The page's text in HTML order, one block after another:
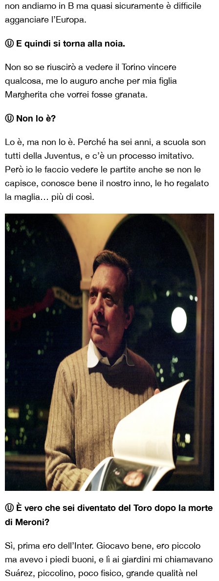
non andiamo in B ma quasi sicuramente è difficile
agganciare l’Europa.
Ⓤ E quindi si torna alla noia.
Non so se riuscirò a vedere il Torino vincere
qualcosa, me lo auguro anche per mia figlia
Margherita che vorrei fosse granata.
Ⓤ Non lo è?
Lo è, ma non lo è. Perché ha sei anni, a scuola son
tutti della Juventus, e c’è un processo imitativo.
Però io le faccio vedere le partite anche se non le
capisce, conosce bene il nostro inno, le ho regalato
la maglia… più di così.
Ⓤ È vero che sei diventato del Toro dopo la morte
di Meroni?
Sì, prima ero dell’Inter. Giocavo bene, ero piccolo
ma avevo i piedi buoni, e lì ai giardini mi chiamavano
Suárez, piccolino, poco fisico, grande qualità nel